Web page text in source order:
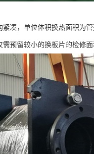
紧凑，单位体积换热面积为
需预留较小的换板片的检修